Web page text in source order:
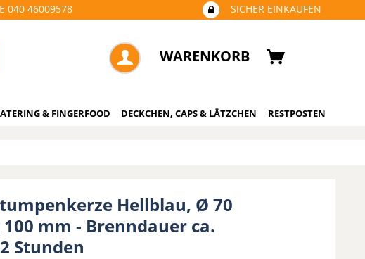
040 46009578 SICHER EINKAUFEN
WARENKORB
& FINGERFOOD DECKCHEN, CAPS & LÄTZCHEN RESTPOSTEN
Hellblau, Ø 70
100 mm - Brenndauer ca.
Stunden